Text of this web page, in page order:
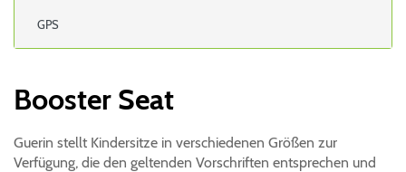
GPS
Booster Seat
Guerin stellt Kindersitze in verschiedenen Größen zur
Verfügung, die den geltenden Vorschriften entsprechen und